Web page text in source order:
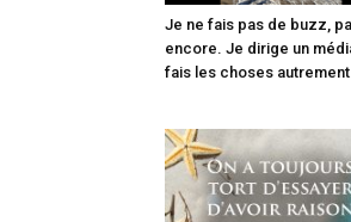
Je ne fais pas de buzz,
encore. Je dirige un
fais les choses autrement.